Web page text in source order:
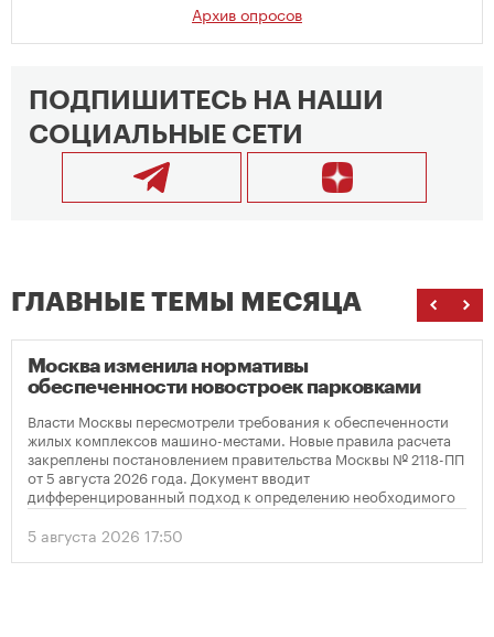
Архив опросов
ПОДПИШИТЕСЬ НА НАШИ
СОЦИАЛЬНЫЕ СЕТИ
ГЛАВНЫЕ ТЕМЫ МЕСЯЦА
Москва изменила нормативы
обеспеченности новостроек парковками
Власти Москвы пересмотрели требования к обеспеченности
жилых комплексов машино-местами. Новые правила расчета
закреплены постановлением правительства Москвы № 2118-ПП
от 5 августа 2026 года. Документ вводит
дифференцированный подход к определению необходимого
количества парковок в зависимости от площади квартир и
устанавливает переходный период для уже согласованных
проектов.
5 августа 2026 17:50